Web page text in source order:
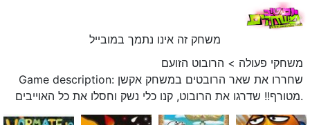
משחק זה אינו נתמך במובייל
משחקי פעולה > הרובוט הזועם
Game description: שחררו את שאר הרובטים במשחק אקשן
מטורף!! שדרגו את הרובוט, קנו כלי נשק וחסלו את כל האוייבים.